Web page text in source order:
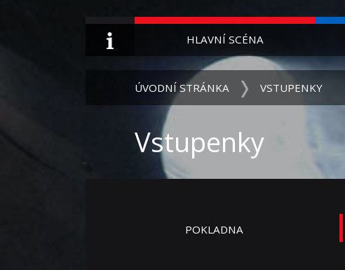
HLAVNÍ SCÉNA
ÚVODNÍ STRÁNKA VSTUPENKY
Vstupenky
POKLADNA